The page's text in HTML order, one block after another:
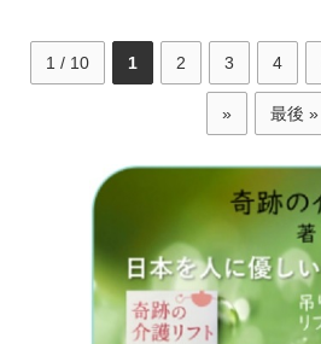
1 / 10 1 2 3 4
» 最後 »